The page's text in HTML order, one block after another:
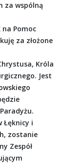
za wspólną
na Pomoc
za złożone
Króla
Jest
Łęknicy i
zostanie
Zespół